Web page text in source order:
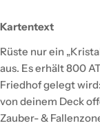
Kartentext
Rüste nur ein
aus. Es erhält 800
Friedhof gelegt
von deinem Deck
Zauber- &